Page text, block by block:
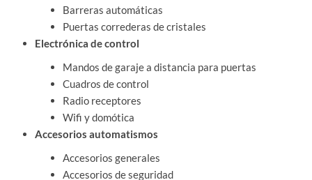
Barreras automáticas
Puertas correderas de cristales
Electrónica de control
Mandos de garaje a distancia para puertas
Cuadros de control
Radio receptores
Wifi y domótica
Accesorios automatismos
Accesorios generales
Accesorios de seguridad